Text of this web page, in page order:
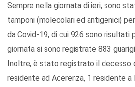
Sempre nella giornata di ieri, sono
tamponi (molecolari ed antigenici)
da Covid-19, di cui 926 sono risultati
giornata si sono registrate 883
Inoltre, è stato registrato il decesso
residente ad Acerenza, 1 residente a